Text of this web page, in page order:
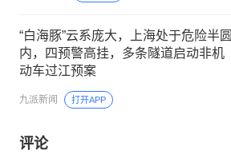
“白海豚”云系庞大，上海处于危险半圆
内，四预警高挂，多条隧道启动非机
动车过江预案
九派新闻 打开APP
评论